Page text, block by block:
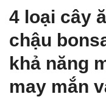
4 loại cây
chậu
khả năng
may mắn